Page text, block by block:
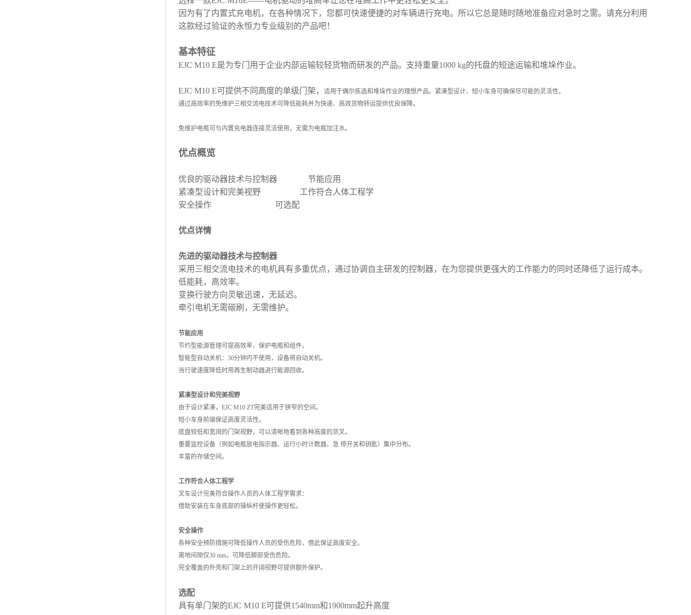
因为有了内置式充电机，在各种情况下，您都可快速便捷的对车辆进行充电。所以它总是随时随地准备应对急时之需。请充分利用
这款经过验证的永恒力专业级别的产品吧！
基本特征
EJC M10 E是为专门用于企业内部运输较轻货物而研发的产品。支持重量1000 kg的托盘的短途运输和堆垛作业。
EJC M10 E可提供不同高度的单级门架，
适用于偶尔拣选和堆垛作业的理想产品。紧凑型设计、短小车身可确保尽可能的灵活性。
通过高效率的免维护三相交流电技术可降低能耗并为快速、高效货物转运提供优良保障。
免维护电瓶可与内置充电器连接灵活使用，无需为电瓶加注水。
优点概览
优良的驱动器技术与控制器 节能应用
紧凑型设计和完美视野 工作符合人体工程学
安全操作 可选配
优点详情
先进的驱动器技术与控制器
采用三相交流电技术的电机具有多重优点，通过协调自主研发的控制器，在为您提供更强大的工作能力的同时还降低了运行成本。
低能耗，高效率。
变换行驶方向灵敏迅速，无延迟。
牵引电机无需碳刷，无需维护。
节能应用
节约型能源管理可提高效率，保护电瓶和组件。
智能型自动关机：30分钟内不使用，设备将自动关机。
当行驶速度降低时用再生制动器进行能源回收。
紧凑型设计和完美视野
由于设计紧凑，EJC M10 ZT完美适用于狭窄的空间。
短小车身前端保证高度灵活性。
底盘较低和宽阔的门架视野，可以清晰地看到各种高度的货叉。
重要监控设备（例如电瓶放电指示器、运行小时计数器、急 停开关和钥匙）集中分布。
丰富的存储空间。
工作符合人体工程学
叉车设计完美符合操作人员的人体工程学需求：
借助安装在车身底部的操纵杆使操作更轻松。
安全操作
各种安全预防措施可降低操作人员的受伤危险，借此保证高度安全。
离地间隙仅30 mm，可降低脚部受伤危险。
完全覆盖的外壳和门架上的开阔视野可提供额外保护。
选配
具有单门架的EJC M10 E可提供1540mm和1900mm起升高度